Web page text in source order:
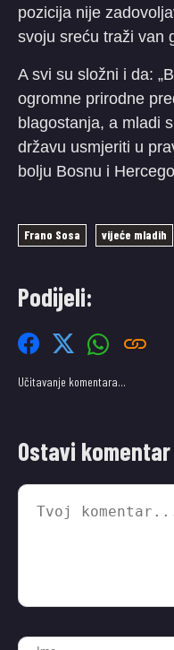
pozicija nije
svoju sreću traži van
A svi su složni i da:
ogromne prirodne
blagostanja, a mladi
državu usmjeriti u
bolju Bosnu i
Frano Sosa vijeće mladih
Podijeli:
Učitavanje komentara…
Ostavi komentar